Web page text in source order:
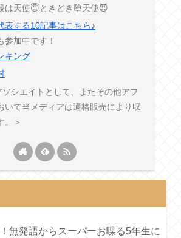
は天使😇ときどき堕天使😈
表する10記事はこちら♪
参加中です！
キング
ソシエイトとして、またその他アフ
いて当メディアは適格販売により収
。＞
無発語からスーパーお喋る5年生に